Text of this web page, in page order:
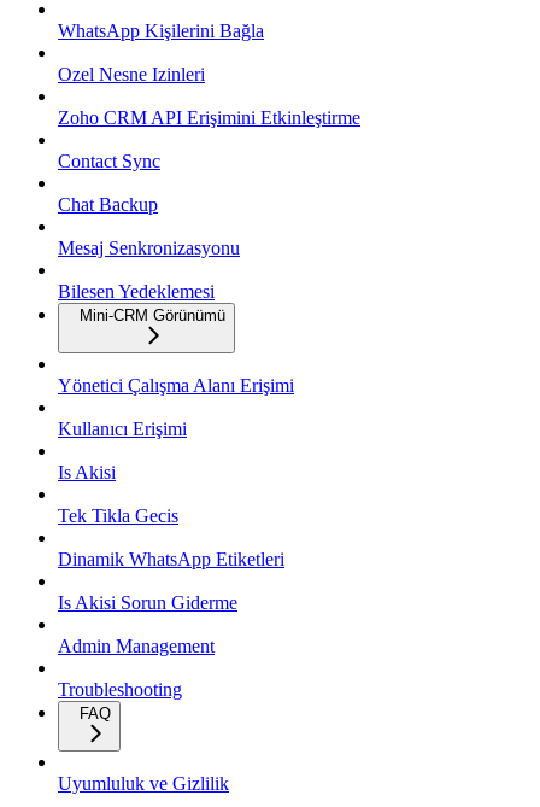
WhatsApp Kişilerini Bağla
Ozel Nesne Izinleri
Zoho CRM API Erişimini Etkinleştirme
Contact Sync
Chat Backup
Mesaj Senkronizasyonu
Bilesen Yedeklemesi
Mini-CRM Görünümü
Yönetici Çalışma Alanı Erişimi
Kullanıcı Erişimi
Is Akisi
Tek Tikla Gecis
Dinamik WhatsApp Etiketleri
Is Akisi Sorun Giderme
Admin Management
Troubleshooting
FAQ
Uyumluluk ve Gizlilik